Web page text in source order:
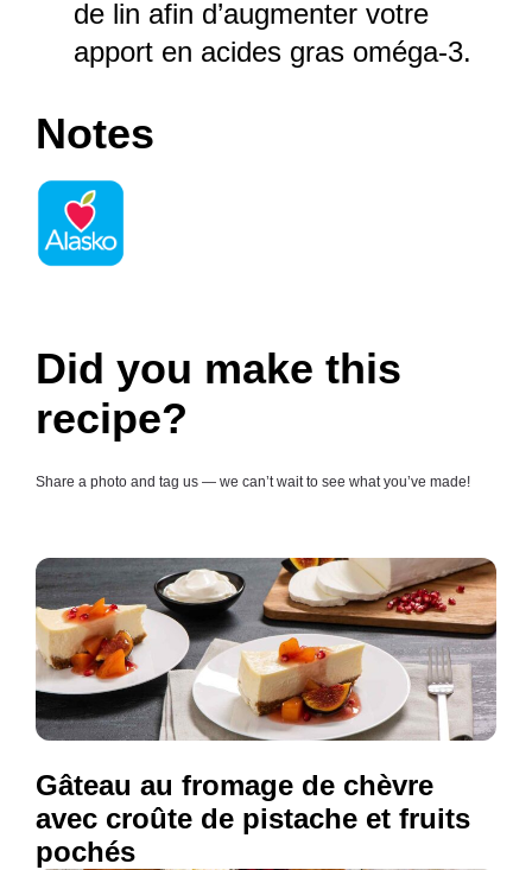
de lin afin d’augmenter votre
apport en acides gras oméga-3.
Notes
Did you make this
recipe?
Share a photo and tag us — we can’t wait to see what you’ve made!
Gâteau au fromage de chèvre
avec croûte de pistache et fruits
pochés